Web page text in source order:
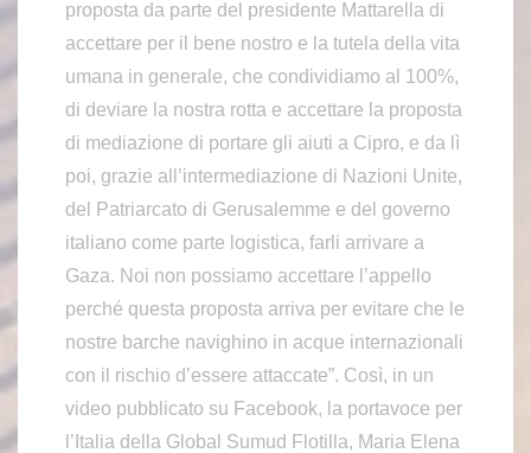
proposta da parte del presidente Mattarella di
accettare per il bene nostro e la tutela della vita
umana in generale, che condividiamo al 100%,
di deviare la nostra rotta e accettare la proposta
di mediazione di portare gli aiuti a Cipro, e da lì
poi, grazie all’intermediazione di Nazioni Unite,
del Patriarcato di Gerusalemme e del governo
italiano come parte logistica, farli arrivare a
Gaza. Noi non possiamo accettare l’appello
perché questa proposta arriva per evitare che le
nostre barche navighino in acque internazionali
con il rischio d’essere attaccate”. Così, in un
video pubblicato su Facebook, la portavoce per
l’Italia della Global Sumud Flotilla, Maria Elena